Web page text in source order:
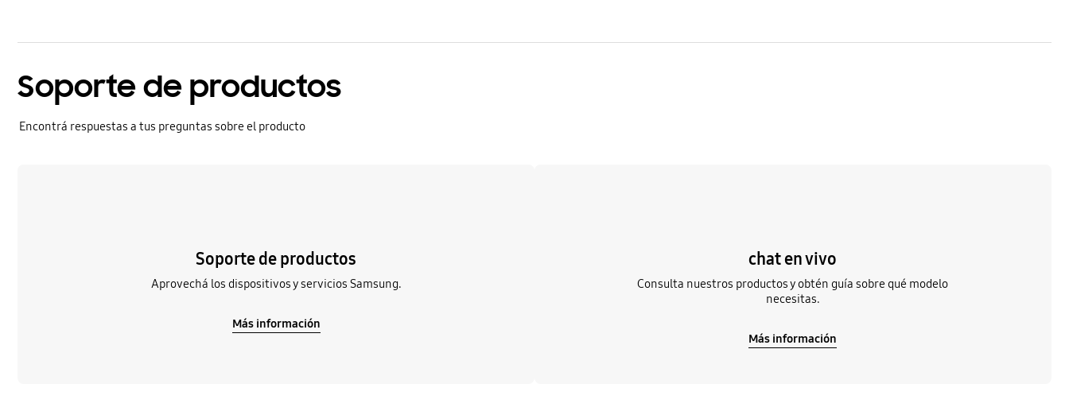
Soporte de productos
Encontrá respuestas a tus preguntas sobre el producto
Soporte de productos
Aprovechá los dispositivos y servicios Samsung.
Más información
chat en vivo
Consulta nuestros productos y obtén guía sobre qué modelo
necesitas.
Más información